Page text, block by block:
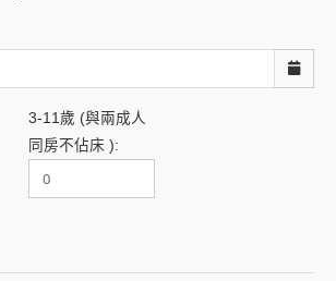
3-11歲 (與兩成人
同房不佔床 ):